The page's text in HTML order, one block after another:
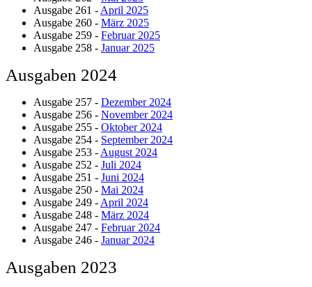
Ausgabe 261 - April 2025
Ausgabe 260 - März 2025
Ausgabe 259 - Februar 2025
Ausgabe 258 - Januar 2025
Ausgaben 2024
Ausgabe 257 - Dezember 2024
Ausgabe 256 - November 2024
Ausgabe 255 - Oktober 2024
Ausgabe 254 - September 2024
Ausgabe 253 - August 2024
Ausgabe 252 - Juli 2024
Ausgabe 251 - Juni 2024
Ausgabe 250 - Mai 2024
Ausgabe 249 - April 2024
Ausgabe 248 - März 2024
Ausgabe 247 - Februar 2024
Ausgabe 246 - Januar 2024
Ausgaben 2023